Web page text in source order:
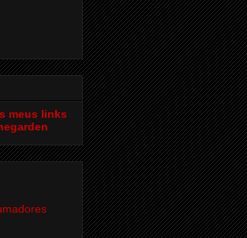
meus links